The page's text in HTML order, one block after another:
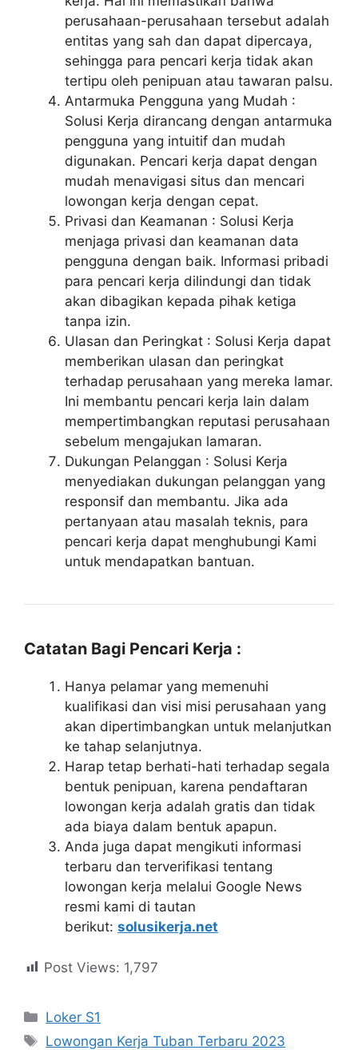
perusahaan-perusahaan tersebut adalah
entitas yang sah dan dapat dipercaya,
sehingga para pencari kerja tidak akan
tertipu oleh penipuan atau tawaran palsu.
Antarmuka Pengguna yang Mudah :
Solusi Kerja dirancang dengan antarmuka
pengguna yang intuitif dan mudah
digunakan. Pencari kerja dapat dengan
mudah menavigasi situs dan mencari
lowongan kerja dengan cepat.
Privasi dan Keamanan : Solusi Kerja
menjaga privasi dan keamanan data
pengguna dengan baik. Informasi pribadi
para pencari kerja dilindungi dan tidak
akan dibagikan kepada pihak ketiga
tanpa izin.
Ulasan dan Peringkat : Solusi Kerja dapat
memberikan ulasan dan peringkat
terhadap perusahaan yang mereka lamar.
Ini membantu pencari kerja lain dalam
mempertimbangkan reputasi perusahaan
sebelum mengajukan lamaran.
Dukungan Pelanggan : Solusi Kerja
menyediakan dukungan pelanggan yang
responsif dan membantu. Jika ada
pertanyaan atau masalah teknis, para
pencari kerja dapat menghubungi Kami
untuk mendapatkan bantuan.
Catatan Bagi Pencari Kerja :
Hanya pelamar yang memenuhi
kualifikasi dan visi misi perusahaan yang
akan dipertimbangkan untuk melanjutkan
ke tahap selanjutnya.
Harap tetap berhati-hati terhadap segala
bentuk penipuan, karena pendaftaran
lowongan kerja adalah gratis dan tidak
ada biaya dalam bentuk apapun.
Anda juga dapat mengikuti informasi
terbaru dan terverifikasi tentang
lowongan kerja melalui Google News
resmi kami di tautan
berikut: solusikerja.net
Post Views: 1,797
Kategori
Loker S1
Tag
Lowongan Kerja Tuban Terbaru 2023